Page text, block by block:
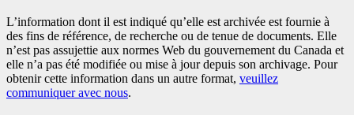
L’information dont il est indiqué qu’elle est archivée est fournie à
des fins de référence, de recherche ou de tenue de documents. Elle
n’est pas assujettie aux normes Web du gouvernement du Canada et
elle n’a pas été modifiée ou mise à jour depuis son archivage. Pour
obtenir cette information dans un autre format, veuillez
communiquer avec nous.